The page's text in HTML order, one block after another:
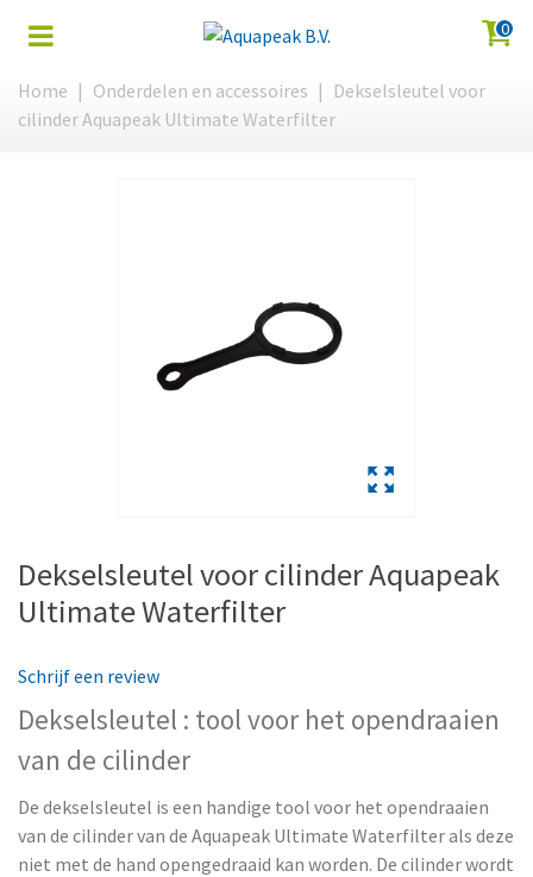
0
Home | Onderdelen en accessoires | Dekselsleutel voor
cilinder Aquapeak Ultimate Waterfilter
Dekselsleutel voor cilinder Aquapeak
Ultimate Waterfilter
Schrijf een review
Dekselsleutel : tool voor het opendraaien
van de cilinder
De dekselsleutel is een handige tool voor het opendraaien
van de cilinder van de Aquapeak Ultimate Waterfilter als deze
niet met de hand opengedraaid kan worden. De cilinder wordt